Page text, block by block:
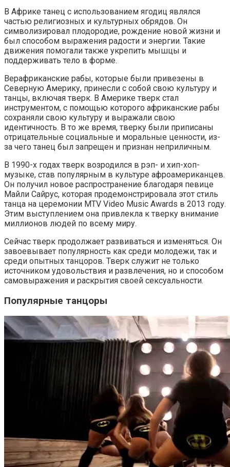
В Африке танец с использованием ягодиц являлся
частью религиозных и культурных обрядов. Он
символизировал плодородие, рождение новой жизни и
был способом выражения радости и энергии. Такие
движения помогали также укрепить мышцы и
поддерживать тело в форме.
Верафриканские рабы, которые были привезены в
Северную Америку, принесли с собой свою культуру и
танцы, включая тверк. В Америке тверк стал
инструментом, с помощью которого африканские рабы
сохраняли свою культуру и выражали свою
идентичность. В то же время, тверку были приписаны
отрицательные социальные и моральные ценности, из-
за чего танец был запрещен и признан неприличным.
В 1990-х годах тверк возродился в рэп- и хип-хоп-
музыке, став популярным в культуре афроамериканцев.
Он получил новое распространение благодаря певице
Майли Сайрус, которая продемонстрировала этот стиль
танца на церемонии MTV Video Music Awards в 2013 году.
Этим выступлением она привлекла к тверку внимание
миллионов людей по всему миру.
Сейчас тверк продолжает развиваться и изменяться. Он
завоевывает популярность как среди молодежи, так и
среди опытных танцоров. Тверк служит не только
источником удовольствия и развлечения, но и способом
самовыражения и раскрытия своей сексуальности.
Популярные танцоры